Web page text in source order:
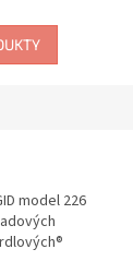
model 226